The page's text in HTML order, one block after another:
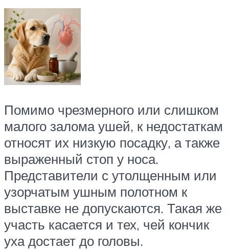
Помимо чрезмерного или слишком
малого залома ушей, к недостаткам
относят их низкую посадку, а также
выраженный стоп у носа.
Представители с утолщенным или
узорчатым ушным полотном к
выставке не допускаются. Такая же
участь касается и тех, чей кончик
уха достает до головы.